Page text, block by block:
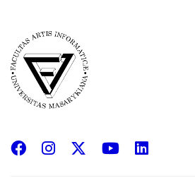
Facebook
InstagramYouTube